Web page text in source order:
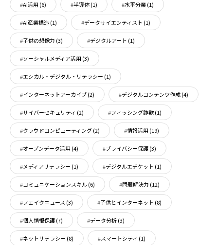
AI活用 (6) 半導体(1) 水平分業(1)
AI産業構造(1) データサイエンティスト (1)
子供の想像力 (3) デジタルアート (1)
ソーシャルメディア活用 (3)
エシカル・デジタル・リテラシー (1)
インターネットアーカイブ(2) デジタルコンテンツ作成(4)
サイバーセキュリティ (2) フィッシング詐欺(1)
クラウドコンピューティング(2) 情報活用 (19)
オープンデータ活用 (4) プライバシー保護(3)
メディアリテラシー (1) デジタルエチケット (1)
コミュニケーションスキル(6) 問題解決力 (12)
フェイクニュース (3) 子供とインターネット (8)
個人情報保護(7) データ分析(3)
ネットリテラシー (8) スマートシティ (1)